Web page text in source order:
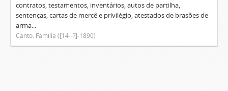
contratos, testamentos, inventários, autos de partilha,
sentenças, cartas de mercê e privilégio, atestados de brasões de
arma...
Canto. Família ([14--?]-1890)